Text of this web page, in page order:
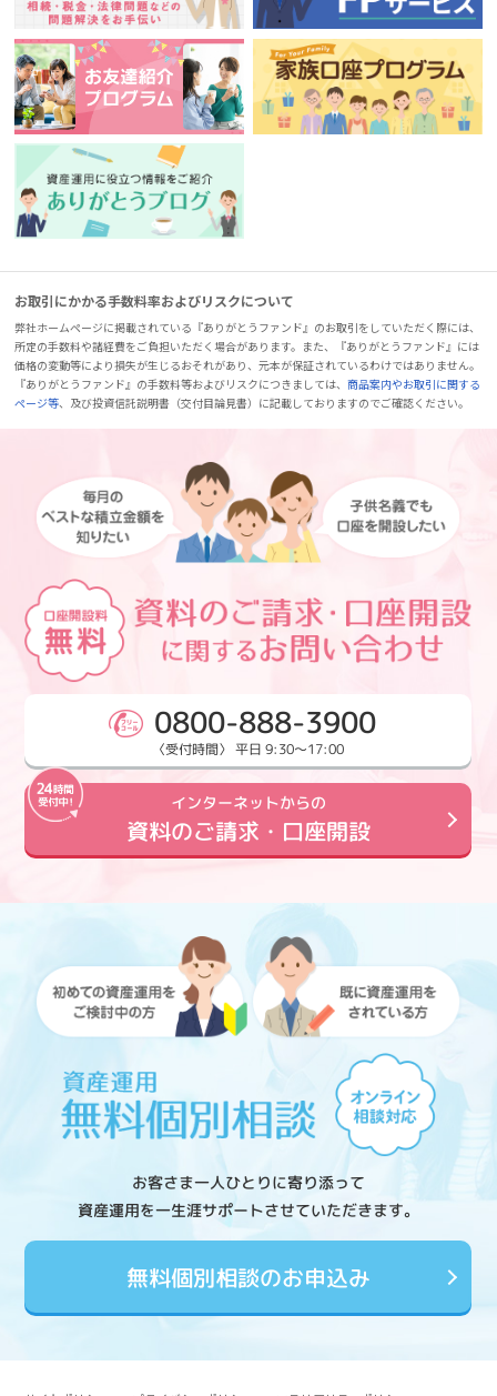
お取引にかかる手数料率およびリスクについて
弊社ホームページに掲載されている『ありがとうファンド』のお取引をしていただく際には、
所定の手数料や諸経費をご負担いただく場合があります。また、『ありがとうファンド』には
価格の変動等により損失が生じるおそれがあり、元本が保証されているわけではありません。
『ありがとうファンド』の手数料等およびリスクにつきましては、商品案内やお取引に関する
ページ等、及び投資信託説明書（交付目論見書）に記載しておりますのでご確認ください。
0800-888-3900
〈受付時間〉 平日 9:30～17:00
インターネットからの
資料のご請求・口座開設
お客さま一人ひとりに寄り添って
資産運用を一生涯サポートさせていただきます。
無料個別相談のお申込み